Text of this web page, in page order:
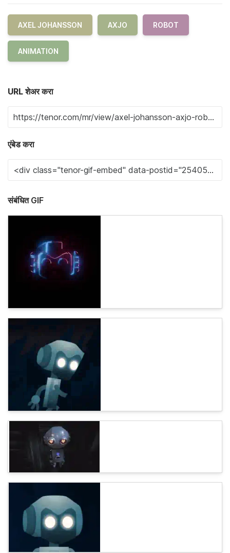
AXEL JOHANSSON AXJO ROBOT
ANIMATION
URL शेअर करा
एंबेड करा
संबंधित GIF